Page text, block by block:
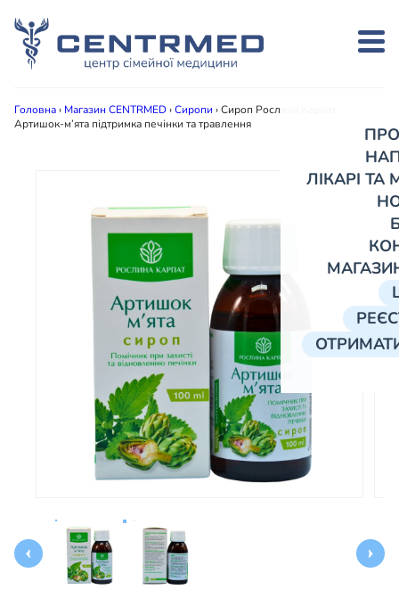
ЛІКАРІ
Головна› Магазин CENTRMED›Сиропи ›Сироп Рослина Карпат
Артишок-м’ята підтримка печінки та травлення